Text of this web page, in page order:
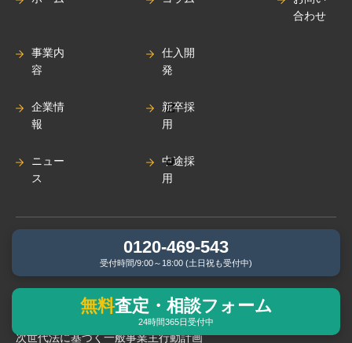
事業内
容
企業情
報
ニュー
ス
仕入開
発
新卒採
用
中途採
用
合わせ
プライバシーポリシー
クレーム対応窓口
次世代法に基づく⼀般事業主⾏動計画
0120-469-543
受付時間/9:00～18:00 (土日祝も受付中)
無料査定・相談フォーム
24時間365日受付中